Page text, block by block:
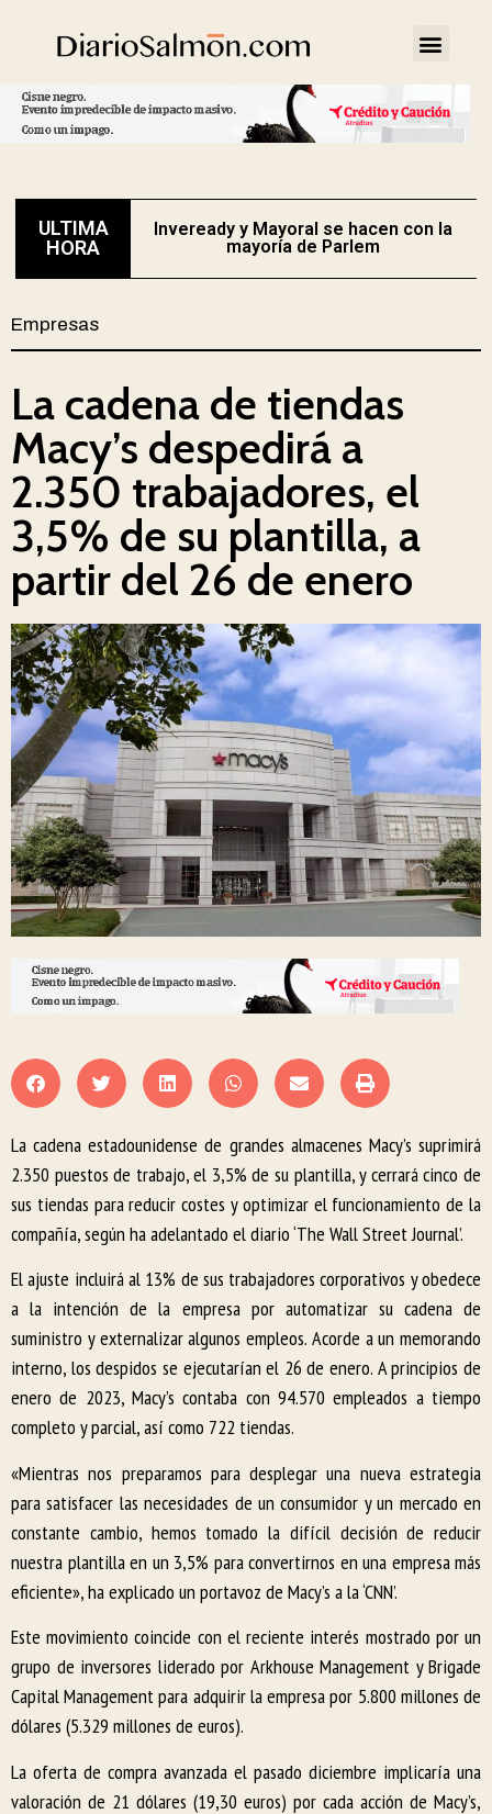
ULTIMA
HORA
Inveready y Mayoral se hacen con la
mayoría de Parlem
Empresas
La cadena de tiendas
Macy’s despedirá a
2.350 trabajadores, el
3,5% de su plantilla, a
partir del 26 de enero
La cadena estadounidense de grandes almacenes Macy’s suprimirá
2.350 puestos de trabajo, el 3,5% de su plantilla, y cerrará cinco de
sus tiendas para reducir costes y optimizar el funcionamiento de la
compañía, según ha adelantado el diario ‘The Wall Street Journal’.
El ajuste incluirá al 13% de sus trabajadores corporativos y obedece
a la intención de la empresa por automatizar su cadena de
suministro y externalizar algunos empleos. Acorde a un memorando
interno, los despidos se ejecutarían el 26 de enero. A principios de
enero de 2023, Macy’s contaba con 94.570 empleados a tiempo
completo y parcial, así como 722 tiendas.
«Mientras nos preparamos para desplegar una nueva estrategia
para satisfacer las necesidades de un consumidor y un mercado en
constante cambio, hemos tomado la difícil decisión de reducir
nuestra plantilla en un 3,5% para convertirnos en una empresa más
eficiente», ha explicado un portavoz de Macy’s a la ‘CNN’.
Este movimiento coincide con el reciente interés mostrado por un
grupo de inversores liderado por Arkhouse Management y Brigade
Capital Management para adquirir la empresa por 5.800 millones de
dólares (5.329 millones de euros).
La oferta de compra avanzada el pasado diciembre implicaría una
valoración de 21 dólares (19,30 euros) por cada acción de Macy’s,